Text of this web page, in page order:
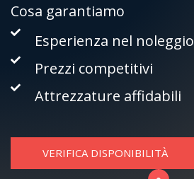
Cosa garantiamo
Esperienza nel noleggio
Prezzi competitivi
Attrezzature affidabili
VERIFICA DISPONIBILITÀ